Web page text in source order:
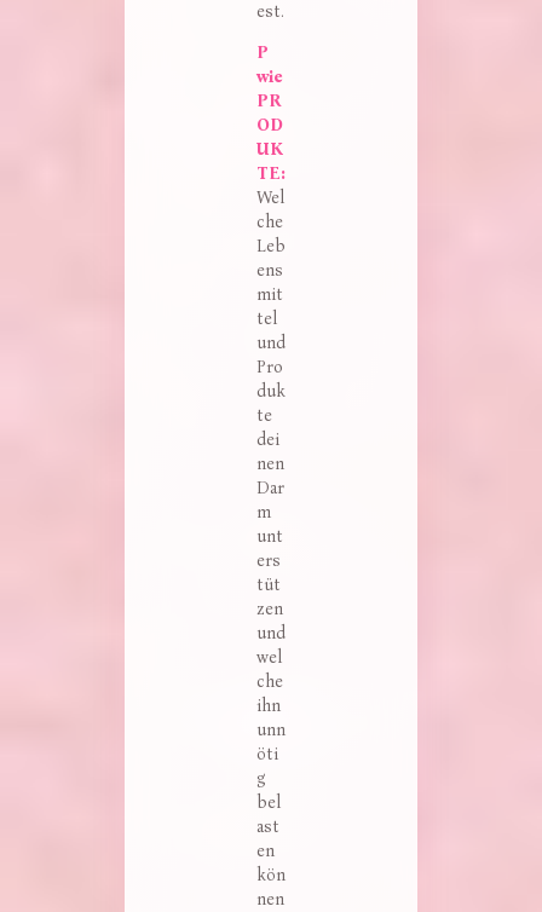
est.
P
wie
PR
OD
UK
TE:
Wel
che
Leb
ens
mit
tel
und
Pro
duk
te
dei
nen
Dar
m
unt
ers
tüt
zen
und
wel
che
ihn
unn
öti
g
bel
ast
en
kön
nen